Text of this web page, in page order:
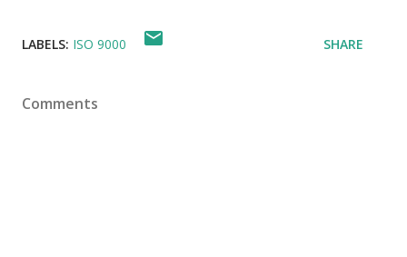
LABELS: ISO 9000 SHARE
Comments